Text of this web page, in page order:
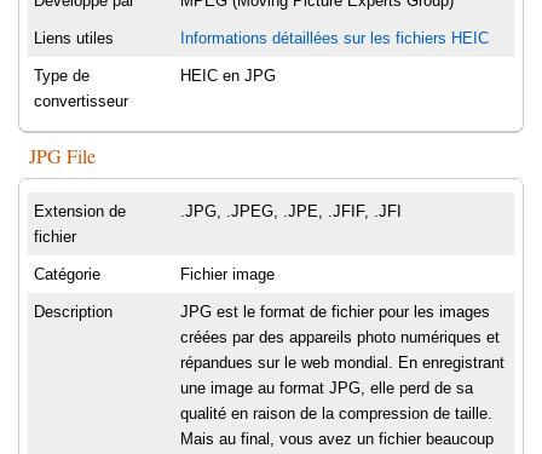
Liens utiles Informations détaillées sur les fichiers HEIC
Type de
convertisseur
HEIC en JPG
JPG File
Extension de
fichier
.JPG, .JPEG, .JPE, .JFIF, .JFI
Catégorie Fichier image
Description
JPG est le format de fichier pour les images
créées par des appareils photo numériques et
répandues sur le web mondial. En enregistrant
une image au format JPG, elle perd de sa
qualité en raison de la compression de taille.
Mais au final, vous avez un fichier beaucoup